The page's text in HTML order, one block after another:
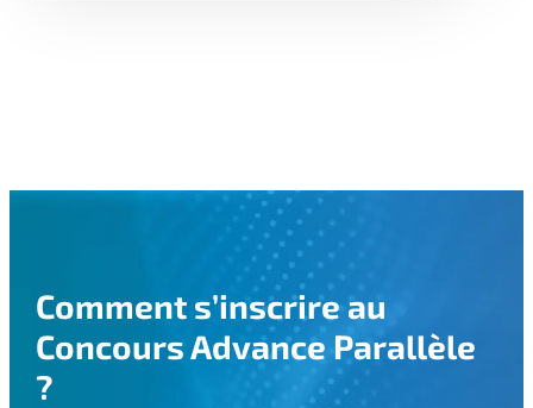
Comment s’inscrire au
Concours Advance Parallèle
?